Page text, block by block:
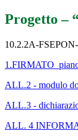
Progetto –
10.2.2A-
ALL.2 - modulo
ALL.3 -
ALL. 4